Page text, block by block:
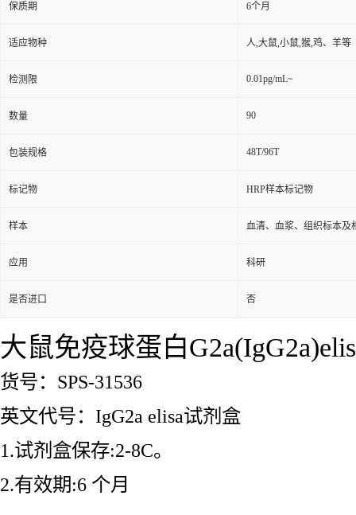
保质期 6个月
适应物种 人,大鼠,小鼠,猴,鸡、羊等
检测限 0.01pg/mL~
数量 90
包装规格 48T/96T
标记物 HRP样本标记物
样本 血清、血浆、组织标本及
应用 科研
是否进口 否
大鼠免疫球蛋白
货号：SPS-31536
英文代号：IgG2a elisa试剂盒
1.试剂盒保存:2-8C。
2.有效期:6 个月